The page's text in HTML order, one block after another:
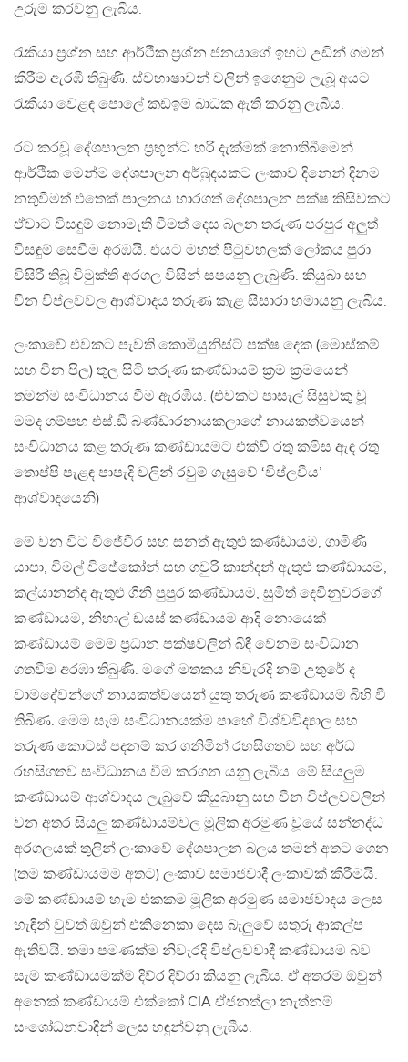
උරුම කරවනු ලැබීය.
රැකියා ප්‍රශ්න සහ ආර්ථික ප්‍රශ්න ජනයාගේ ඉහට උඩින් ගමන්
කිරීම ඇරඹී තිබුණි. ස්වභාෂාවන් වලින් ඉගෙනුම ලැබූ අයට
රැකියා වෙළඳ පොලේ කඩඉම් බාධක ඇති කරනු ලැබීය.
රට කරවූ දේශපාලන ප්‍රභූන්ට හරි දැක්මක් නොතිබීමෙන්
ආර්ථික මෙන්ම දේශපාලන අර්බුදයකට ලංකාව දිනෙන් දිනම
නතුවීමත් එතෙක් පාලනය භාරගත් දේශපාලන පක්ෂ කිසිවකට
ඒවාට විසඳුම් නොමැති වීමත් දෙස බලන තරුණ පරපුර අලුත්
විසඳුම් සෙවීම අරඹයි. එයට මහත් පිටුවහලක් ලෝකය පුරා
විසිරී තිබූ විමුක්ති අරගල විසින් සපයනු ලැබුණි. කියුබා සහ
චීන විප්ලවවල ආශ්වාදය තරුණ කැළ සිසාරා හමායනු ලැබීය.
ලංකාවේ එවකට පැවති කොමියුනිස්ට් පක්ෂ දෙක (මොස්කම්
සහ චීන පිල) තුල සිටි තරුණ කණ්ඩායම් ක්‍රම ක්‍රමයෙන්
තමන්ම සංවිධානය වීම ඇරඹීය. (එවකට පාසැල් සිසුවකු වූ
මමද ගම්පහ එස්.ඩී බණ්ඩාරනායකලාගේ නායකත්වයෙන්
සංවිධානය කළ තරුණ කණ්ඩායමට එක්වී රතු කමිස ඇඳ රතු
තොප්පි පැළඳ පාපැදි වලින් රවුම් ගැසුවේ ‘විප්ලවීය’
ආශ්වාදයෙනි)
මේ වන විට විජේවීර සහ සනත් ඇතුළු කණ්ඩායම, ගාමිණී
යාපා, විමල් විජේකෝන් සහ ගවුරි කාන්දන් ඇතුළු කණ්ඩායම,
කල්යානන්ද ඇතුළු ගිනි පුපුර කණ්ඩායම, සුමිත් දෙවිනුවරගේ
කණ්ඩායම, නිහාල් ඩයස් කණ්ඩායම ආදි නොයෙක්
කණ්ඩායම් මෙම ප්‍රධාන පක්ෂවලින් බිඳී වෙනම සංවිධාන
ගතවීම අරඹා තිබුණි. මගේ මතකය නිවැරදි නම් උතුරේ ද
වාමදේවන්ගේ නායකත්වයෙන් යුතු තරුණ කණ්ඩායම බිහි වී
තිබිණ. මෙම සෑම සංවිධානයක්ම පාහේ විශ්වවිද්‍යාල සහ
තරුණ කොටස් පදනම් කර ගනිමින් රහසිගතව සහ අර්ධ
රහසිගතව සංවිධානය වීම කරගන යනු ලැබීය. මේ සියලුම
කණ්ඩායම් ආශ්වාදය ලැබුවේ කියුබානු සහ චීන විප්ලවවලින්
වන අතර සියලු කණ්ඩායම්වල මූලික අරමුණ වූයේ සන්නද්ධ
අරගලයක් තුලින් ලංකාවේ දේශපාලන බලය තමන් අතට ගෙන
(තම කණ්ඩායමම අතට) ලංකාව සමාජවාදී ලංකාවක් කිරීමයි.
මේ කණ්ඩායම් හැම එකකම මූලික අරමුණ සමාජවාදය ලෙස
හැඳින් වුවත් ඔවුන් එකිනෙකා දෙස බැලුවේ සතුරු ආකල්ප
ඇතිවයි. තමා පමණක්ම නිවැරදි විප්ලවවාදී කණ්ඩායම බව
සැම කණ්ඩායමක්ම දිව්ර දිව්රා කියනු ලැබීය. ඒ අතරම ඔවුන්
අනෙක් කණ්ඩායම් එක්කෝ CIA ඒජනත්ලා නැත්නම්
සංශෝධනවාදීන් ලෙස හඳුන්වනු ලැබීය.